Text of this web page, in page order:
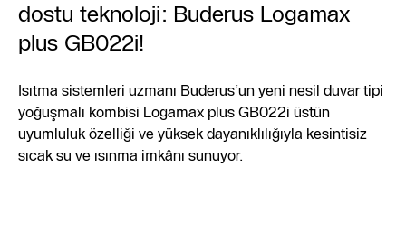
dostu teknoloji: Buderus Logamax
plus GB022i!
Isıtma sistemleri uzmanı Buderus’un yeni nesil duvar tipi
yoğuşmalı kombisi Logamax plus GB022i üstün
uyumluluk özelliği ve yüksek dayanıklılığıyla kesintisiz
sıcak su ve ısınma imkânı sunuyor.